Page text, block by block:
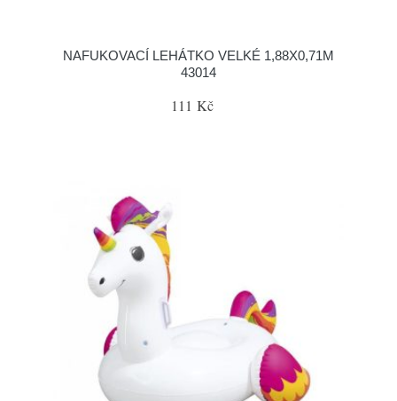
NAFUKOVACÍ LEHÁTKO VELKÉ 1,88X0,71M
43014
111 Kč